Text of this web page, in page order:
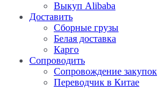
Выкуп Alibaba
Доставить
Сборные грузы
Белая доставка
Карго
Сопроводить
Сопровождение закупок
Переводчик в Китае